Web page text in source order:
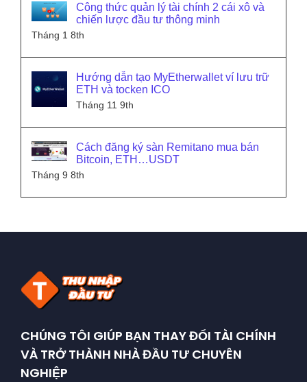
Công thức quản lý tài chính 2 cái xô và
chiến lược đầu tư thông minh
Tháng 1 8th
Hướng dẫn tạo MyEtherwallet ví lưu trữ
ETH và tocken ICO
Tháng 11 9th
Cách đăng ký sàn Remitano mua bán
Bitcoin, ETH…USDT
Tháng 9 8th
CHÚNG TÔI GIÚP BẠN THAY ĐỔI TÀI CHÍNH
VÀ TRỞ THÀNH NHÀ ĐẦU TƯ CHUYÊN
NGHIỆP